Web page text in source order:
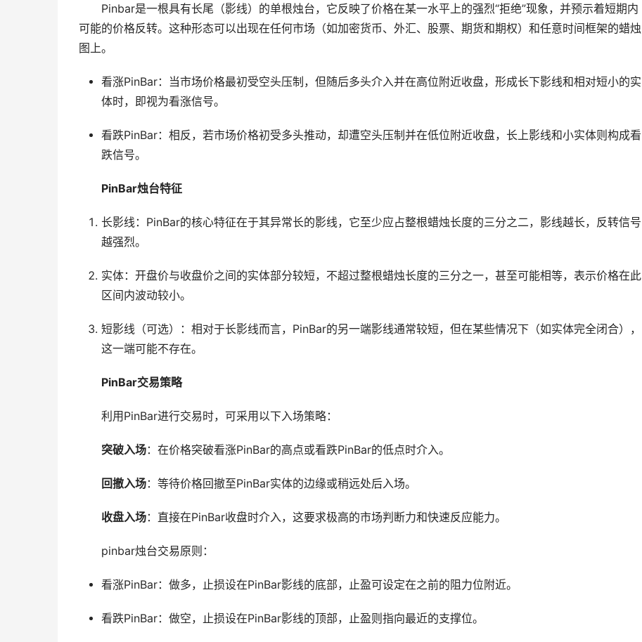
Pinbar是一根具有长尾（影线）的单根烛台，它反映了价格在某一水平上的强烈“拒绝”现象，并预示着短期内
可能的价格反转。这种形态可以出现在任何市场（如加密货币、外汇、股票、期货和期权）和任意时间框架的蜡烛
图上。
看涨PinBar：当市场价格最初受空头压制，但随后多头介入并在高位附近收盘，形成长下影线和相对短小的实
体时，即视为看涨信号。
看跌PinBar：相反，若市场价格初受多头推动，却遭空头压制并在低位附近收盘，长上影线和小实体则构成看
跌信号。
PinBar烛台特征
长影线：PinBar的核心特征在于其异常长的影线，它至少应占整根蜡烛长度的三分之二，影线越长，反转信号
越强烈。
实体：开盘价与收盘价之间的实体部分较短，不超过整根蜡烛长度的三分之一，甚至可能相等，表示价格在此
区间内波动较小。
短影线（可选）：相对于长影线而言，PinBar的另一端影线通常较短，但在某些情况下（如实体完全闭合），
这一端可能不存在。
PinBar交易策略
利用PinBar进行交易时，可采用以下入场策略：
突破入场：在价格突破看涨PinBar的高点或看跌PinBar的低点时介入。
回撤入场：等待价格回撤至PinBar实体的边缘或稍远处后入场。
收盘入场：直接在PinBar收盘时介入，这要求极高的市场判断力和快速反应能力。
pinbar烛台交易原则：
看涨PinBar：做多，止损设在PinBar影线的底部，止盈可设定在之前的阻力位附近。
看跌PinBar：做空，止损设在PinBar影线的顶部，止盈则指向最近的支撑位。